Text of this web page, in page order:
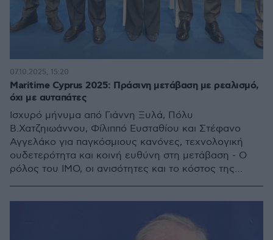
Maritime Cyprus 2025: Πράσινη μετάβαση με ρεαλισμό,
όχι με αυταπάτες
Ισχυρό μήνυμα από Γιάννη Ξυλά, Πόλυ
Β.Χατζηιωάννου, Φίλιππό Ευσταθίου και Στέφανο
Αγγελάκο για παγκόσμιους κανόνες, τεχνολογική
ουδετερότητα και κοινή ευθύνη στη μετάβαση - Ο
ρόλος του ΙΜΟ, οι ανισότητες και το κόστος της
07.10.2025, 15:20